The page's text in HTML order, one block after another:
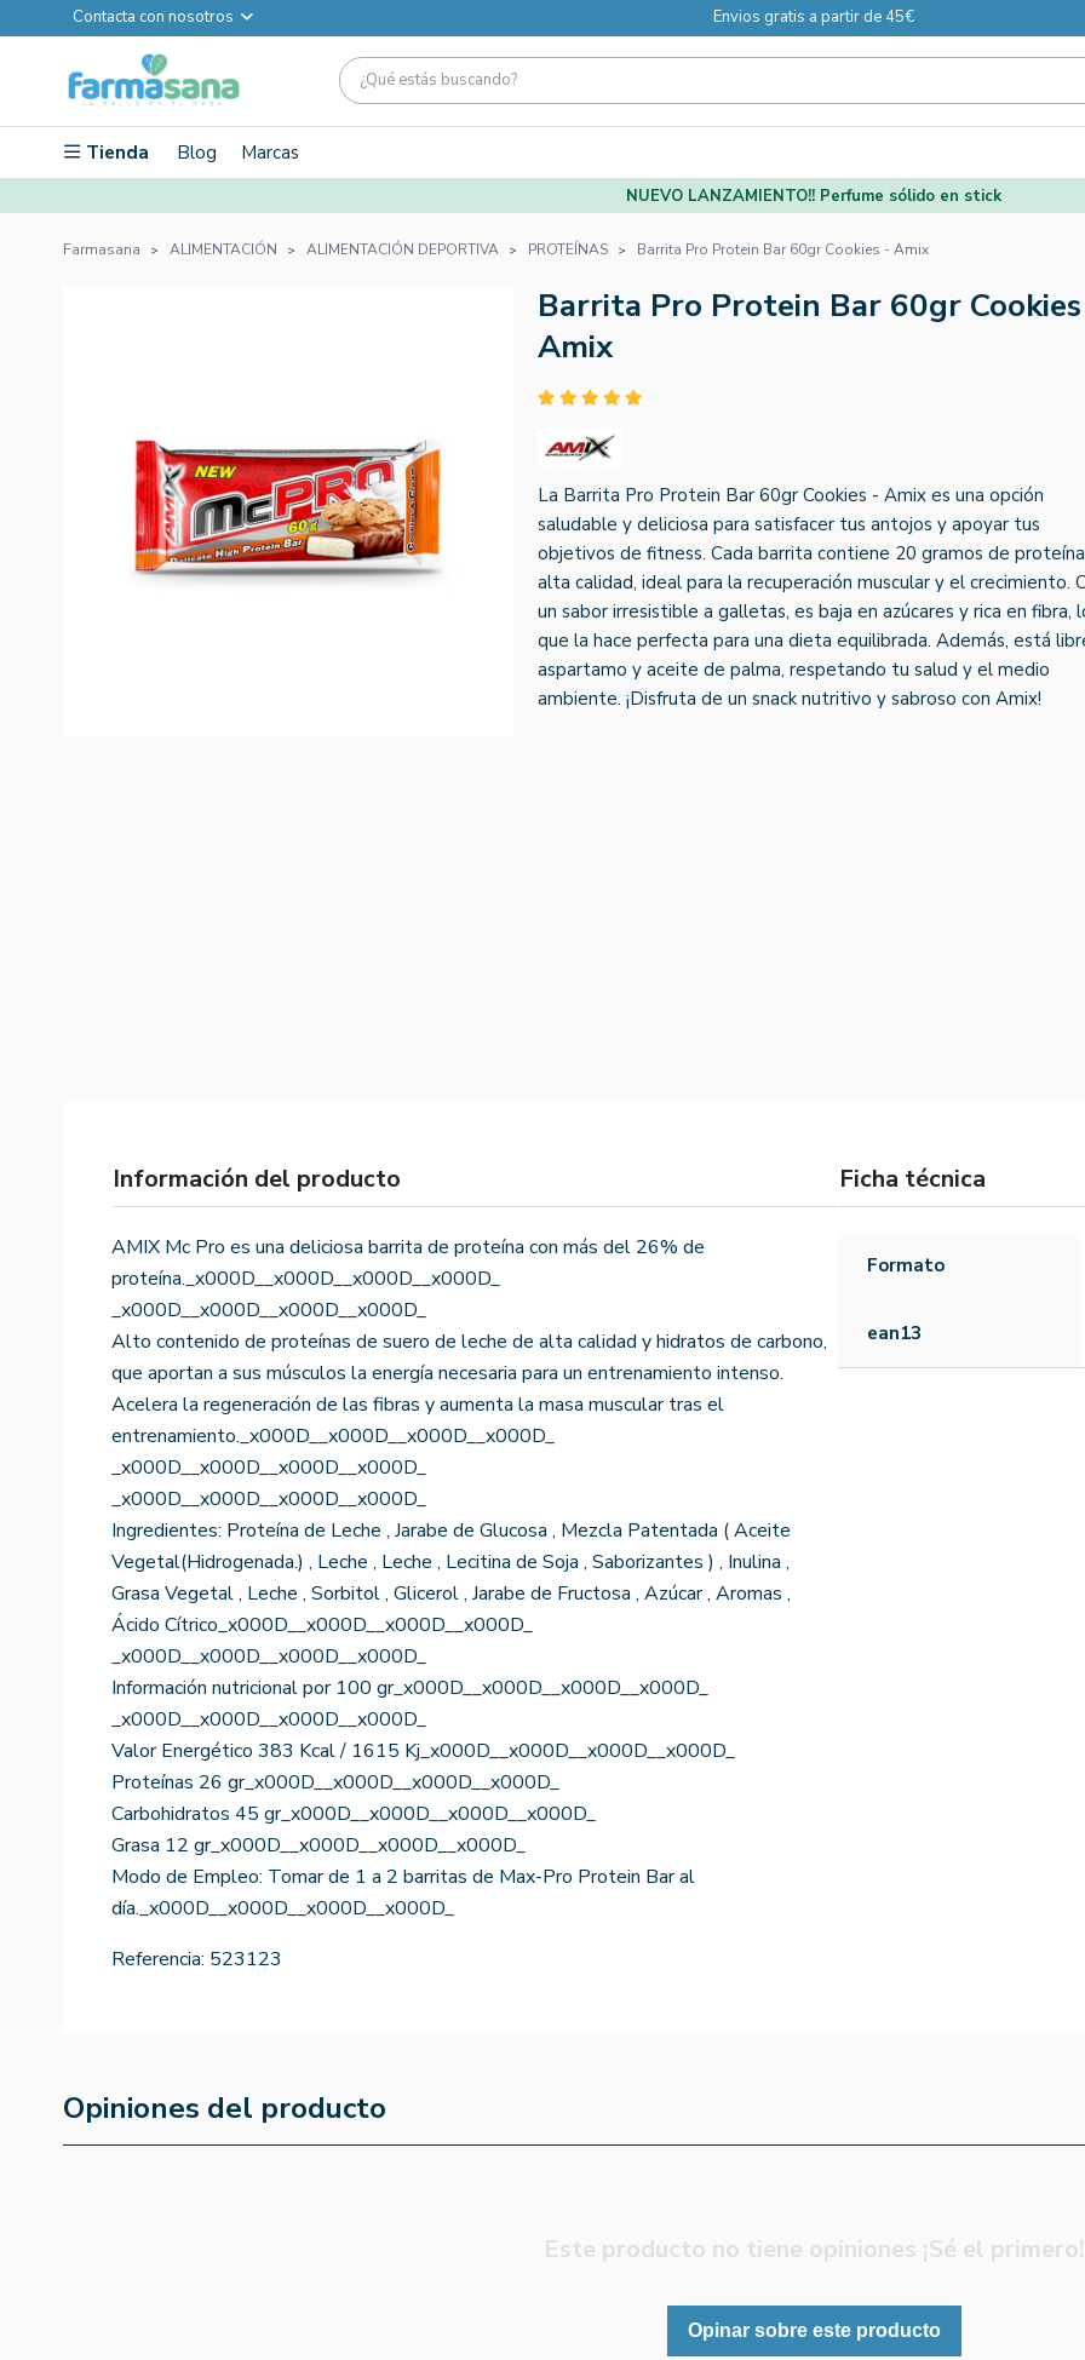
Contacta con nosotros Envios gratis a partir de 45€
Tienda Blog Marcas
NUEVO LANZAMIENTO!! Perfume sólido en stick
Farmasana ALIMENTACIÓN ALIMENTACIÓN DEPORTIVA PROTEÍNAS Barrita Pro Protein Bar 60gr Cookies - Amix
Barrita Pro Protein Bar 60gr
Amix
La Barrita Pro Protein Bar 60gr Cookies - Amix es una opción
saludable y deliciosa para satisfacer tus antojos y apoyar tus
objetivos de fitness. Cada barrita contiene 20 gramos de
alta calidad, ideal para la recuperación muscular y el crecimiento.
un sabor irresistible a galletas, es baja en azúcares y rica en fibra,
que la hace perfecta para una dieta equilibrada. Además, está
aspartamo y aceite de palma, respetando tu salud y el medio
ambiente. ¡Disfruta de un snack nutritivo y sabroso con Amix!
Información del producto
AMIX Mc Pro es una deliciosa barrita de proteína con más del 26% de
proteína._x000D__x000D__x000D__x000D_
_x000D__x000D__x000D__x000D_
Alto contenido de proteínas de suero de leche de alta calidad y hidratos de carbono,
que aportan a sus músculos la energía necesaria para un entrenamiento intenso.
Acelera la regeneración de las fibras y aumenta la masa muscular tras el
entrenamiento._x000D__x000D__x000D__x000D_
_x000D__x000D__x000D__x000D_
_x000D__x000D__x000D__x000D_
Ingredientes: Proteína de Leche , Jarabe de Glucosa , Mezcla Patentada ( Aceite
Vegetal(Hidrogenada.) , Leche , Leche , Lecitina de Soja , Saborizantes ) , Inulina ,
Grasa Vegetal , Leche , Sorbitol , Glicerol , Jarabe de Fructosa , Azúcar , Aromas ,
Ácido Cítrico_x000D__x000D__x000D__x000D_
_x000D__x000D__x000D__x000D_
Información nutricional por 100 gr_x000D__x000D__x000D__x000D_
_x000D__x000D__x000D__x000D_
Valor Energético 383 Kcal / 1615 Kj_x000D__x000D__x000D__x000D_
Proteínas 26 gr_x000D__x000D__x000D__x000D_
Carbohidratos 45 gr_x000D__x000D__x000D__x000D_
Grasa 12 gr_x000D__x000D__x000D__x000D_
Modo de Empleo: Tomar de 1 a 2 barritas de Max-Pro Protein Bar al
día._x000D__x000D__x000D__x000D_
Referencia: 523123
Ficha técnica
Formato
ean13
Opiniones del producto
Este producto no tiene opiniones ¡Sé el primero!
Opinar sobre este producto